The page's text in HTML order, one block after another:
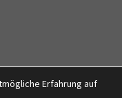
Erfahrung auf